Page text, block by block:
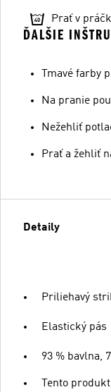
Prať v
ĎALŠIE
Tmavé farby
Na pranie
Nežehliť
Prať a žehliť
Detaily
Priliehavý
Elastický pás
93 % bavlna,
Tento